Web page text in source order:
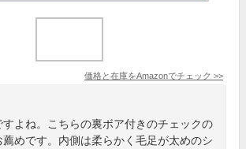
価格と在庫をAmazonでチェック >>
よね。こちらの裏ボア付きのチェックの
めです。内側は柔らかく毛足が太めのシ